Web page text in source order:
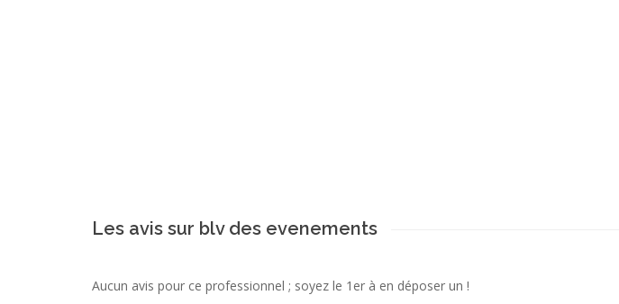
Les avis sur blv des evenements
Aucun avis pour ce professionnel ; soyez le 1er à en déposer un !